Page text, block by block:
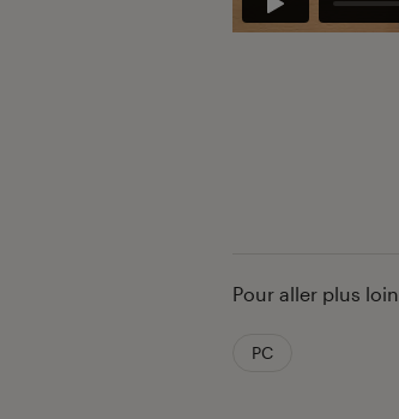
Pour aller plus loin
PC